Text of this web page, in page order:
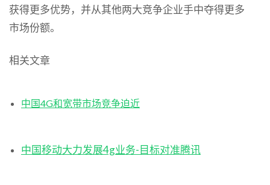
获得更多优势，并从其他两大竞争企业手中夺得更多
市场份额。
相关文章
中国4G和宽带市场竞争迫近
中国移动大力发展4g业务-目标对准腾讯